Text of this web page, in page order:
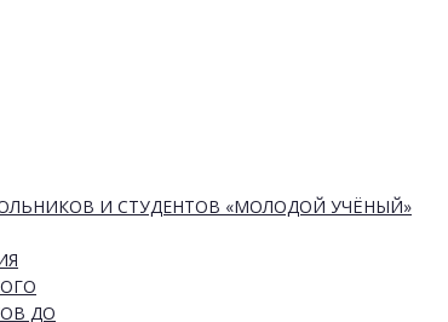
И СТУДЕНТОВ «МОЛОДОЙ УЧЁНЫЙ»
ДО